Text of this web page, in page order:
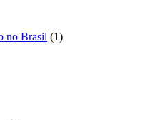
no Brasil 11